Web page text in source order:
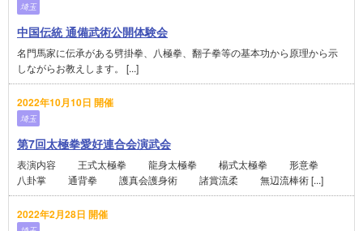
埼玉
中国伝統 通備武術公開体験会
名門馬家に伝承がある劈掛拳、八極拳、翻子拳等の基本功から原理から示
しながらお教えします。 [...]
2022年10月10日 開催
埼玉
第7回太極拳愛好連合会演武会
表演内容 王式太極拳 龍身太極拳 楊式太極拳 形意拳
八卦掌 通背拳 護真会護身術 諸賞流柔 無辺流棒術 [...]
2022年2月28日 開催